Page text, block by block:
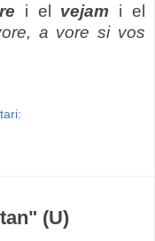
i el vejam i el
a vore si vos
(U)